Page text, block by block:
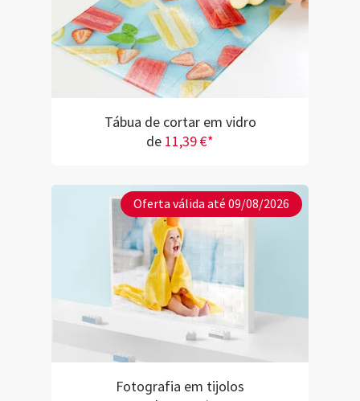
Tábua de cortar em vidro
de 11,39 €*
Oferta válida até 09/08/2026
Fotografia em tijolos